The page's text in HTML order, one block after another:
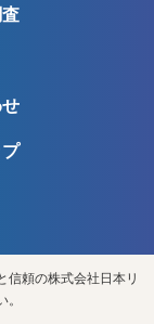
信頼の株式会社日本リ